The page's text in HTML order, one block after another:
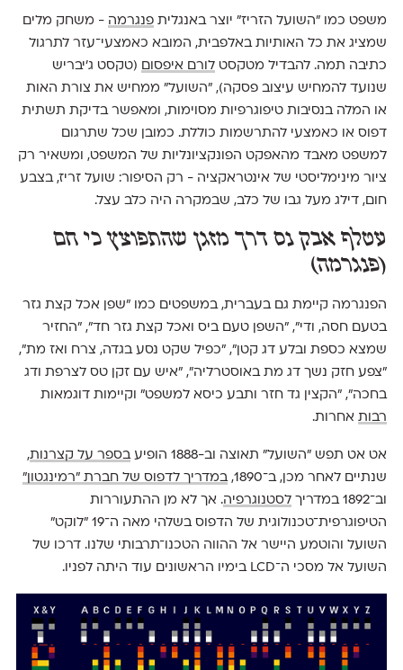
משפט כמו ״השועל הזריז״ יוצר באנגלית פנגרמה - משחק מלים
שמציג את כל האותיות באלפבית, המובא כאמצעי־עזר לתרגול
כתיבה תמה. להבדיל מטקסט לורם איפסום (טקסט ג׳יבריש
שנועד להמחיש עיצוב פסקה), ״השועל״ ממחיש את צורת האות
או המלה בנסיבות טיפוגרפיות מסוימות, ומאפשר בדיקת תשתית
דפוס או כאמצעי להתרשמות כוללת. כמובן שכל שתרגום
למשפט מאבד מהאפקט הפונקציונליות של המשפט, ומשאיר רק
ציור מינימליסטי של אינטראקציה - רק הסיפור: שועל זריז, בצבע
חום, דילג מעל גבו של כלב, שבמקרה היה כלב עצל.
עטלף אבק נס דרך מזגן שהתפוצץ כי חם
(פנגרמה)
הפנגרמה קיימת גם בעברית, במשפטים כמו ״שפן אכל קצת גזר
בטעם חסה, ודי״, ״השפן טעם ביס ואכל קצת גזר חד״, ״החזיר
שמצא כספת ובלע דג קטן״, ״כפיל שקט נסע בגדה, צרח ואז מת״,
״צפע חזק נשך דג מת באוסטרליה״, ״איש עם זקן טס לצרפת ודג
בחכה״, ״הקצין גד חזר ותבע כיסא למשפט״ וקיימות דוגמאות
רבותאחרות.
אט אט תפש ״השועל״ תאוצה וב-1888 הופיע בספר על קצרנות,
שנתיים לאחר מכן, ב־1890,
במדריך לדפוס של חברת "רמינגטון"
וב־1892 במדריך
לסטנוגרפיה. אך לא מן ההתעוררות
הטיפוגרפית־טכנולוגית של הדפוס בשלהי מאה ה־19 ״לוקט״
השועל והוטמע היישר אל ההווה הטכנו־תרבותי שלנו. דרכו של
השועל אל מסכי ה־LCD בימיו הראשונים עוד היתה לפניו.